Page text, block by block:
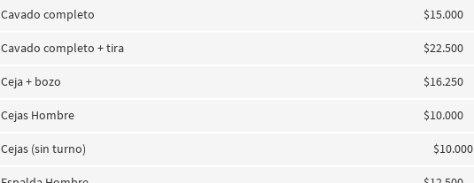
Cavado completo $15.000
Cavado completo + tira $22.500
Ceja + bozo $16.250
Cejas Hombre $10.000
Cejas (sin turno) $10.000